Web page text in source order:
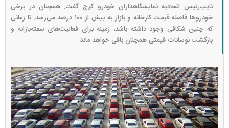
نایب‌رئیس اتحادیه نمایشگاهداران خودرو کرج گفت: همچنان در برخی
خودرو‌ها فاصله قیمت کارخانه و بازار به بیش از ۱۰۰ درصد می‌رسد. تا زمانی
که چنین شکافی وجود داشته باشد، زمینه برای فعالیت‌های سفته‌بازانه و
بازگشت نوسانات قیمتی همچنان باقی خواهد ماند.